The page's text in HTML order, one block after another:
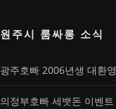
원주시 룸싸롱 소식
광주호빠 2006년생 대환영
의정부호빠 세뱃돈 이벤트